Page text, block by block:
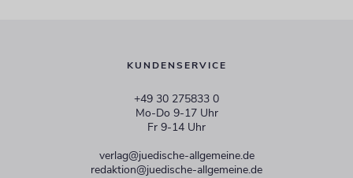
KUNDENSERVICE
+49 30 275833 0
Mo-Do 9-17 Uhr
Fr 9-14 Uhr
verlag@juedische-allgemeine.de
redaktion@juedische-allgemeine.de